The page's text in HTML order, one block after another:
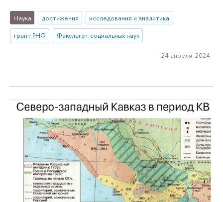
Наука достижения
исследования и аналитика
грант РНФ
Факультет социальных наук
24 апреля 2024